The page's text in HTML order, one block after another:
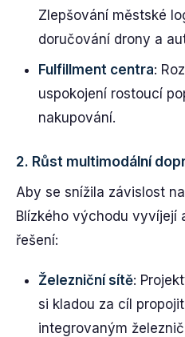
Zlepšování městské
doručování drony a
Fulfillment centra:
uspokojení rostoucí
nakupování.
2. Růst multimodální
Aby se snížila závislost
Blízkého východu vyvíjejí
řešení:
Železniční sítě:
si kladou za cíl
integrovaným